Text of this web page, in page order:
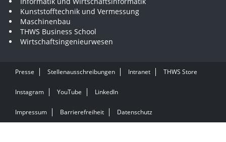
Kunststofftechnik und Vermessung
Maschinenbau
THWS Business School
Wirtschaftsingenieurwesen
Presse Stellenausschreibungen Intranet THWS Store
Instagram YouTube LinkedIn
Impressum Barrierefreiheit Datenschutz